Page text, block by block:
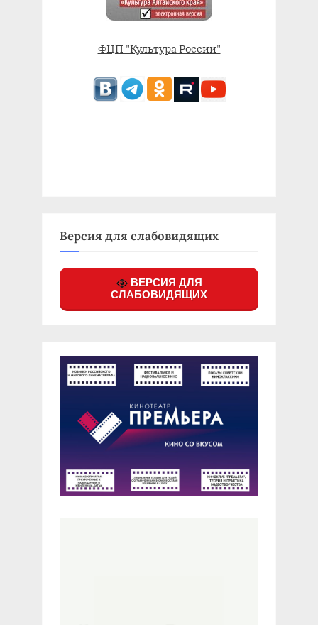
ФЦП "Культура России"
Версия для слабовидящих
ВЕРСИЯ ДЛЯ
СЛАБОВИДЯЩИХ